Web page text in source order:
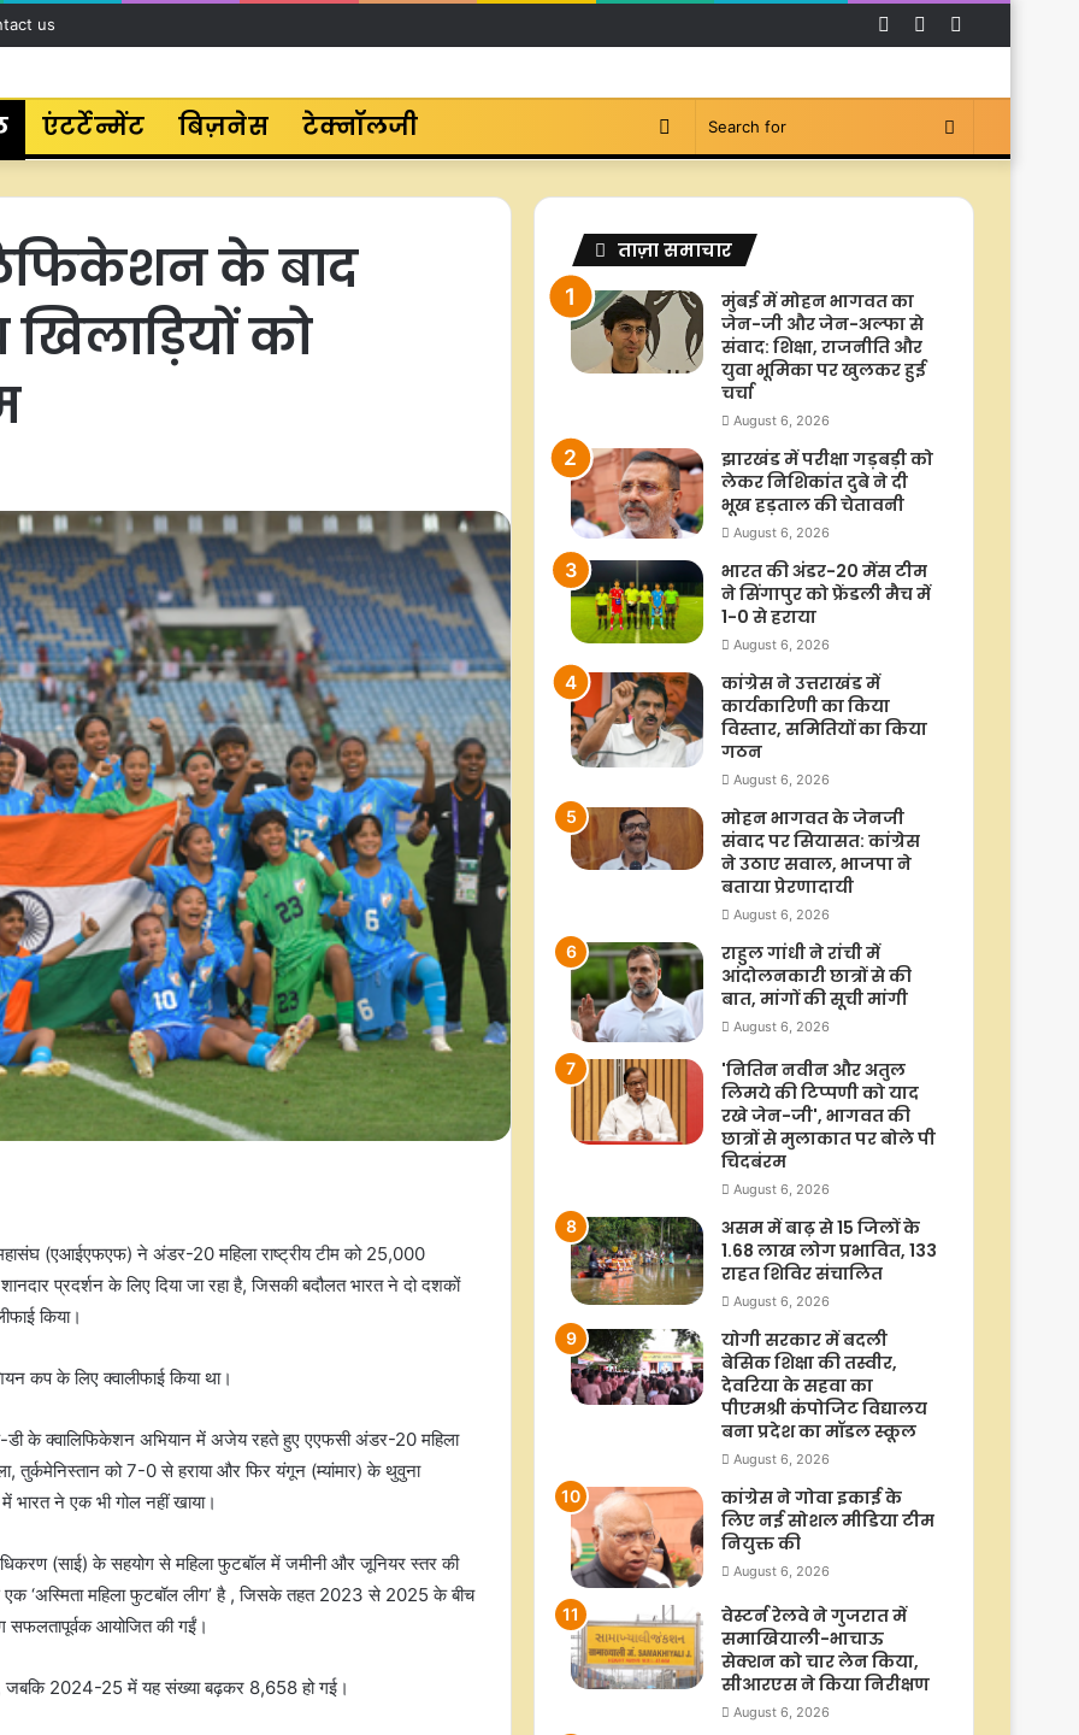
us YouTube
Facebook
एंटर्टेन्मेंट बिज़नेस टेक्नॉलजी Search
Switch
के बाद
खिलाड़ियों को
(एआईएफएफ) ने अंडर-20 महिला राष्ट्रीय टीम को 25,000
प्रदर्शन के लिए दिया जा रहा है, जिसकी बदौलत भारत ने दो दशकों
किया।
कप के लिए क्वालीफाई किया था।
डी के क्वालिफिकेशन अभियान में अजेय रहते हुए एएफसी अंडर-20 महिला
को 7-0 से हराया और फिर यंगून (म्यांमार) के थुवुना
भारत ने एक भी गोल नहीं खाया।
(साई) के सहयोग से महिला फुटबॉल में जमीनी और जूनियर स्तर की
‘अस्मिता महिला फुटबॉल लीग’ है , जिसके तहत 2023 से 2025 के बीच
आयोजित की गईं।
जबकि 2024-25 में यह संख्या बढ़कर 8,658 हो गई।
ताज़ा समाचार
मुंबई में मोहन भागवत का
जेन-जी और जेन-अल्फा से
संवाद: शिक्षा, राजनीति और
युवा भूमिका पर खुलकर हुई
चर्चा
August 6, 2026
झारखंड में परीक्षा गड़बड़ी को
लेकर निशिकांत दुबे ने दी
भूख हड़ताल की चेतावनी
August 6, 2026
भारत की अंडर-20 मेंस टीम
ने सिंगापुर को फ्रेंडली मैच में
1-0 से हराया
August 6, 2026
कांग्रेस ने उत्तराखंड में
कार्यकारिणी का किया
विस्तार, समितियों का किया
गठन
August 6, 2026
मोहन भागवत के जेनजी
संवाद पर सियासत: कांग्रेस
ने उठाए सवाल, भाजपा ने
बताया प्रेरणादायी
August 6, 2026
राहुल गांधी ने रांची में
आंदोलनकारी छात्रों से की
बात, मांगों की सूची मांगी
August 6, 2026
'नितिन नवीन और अतुल
लिमये की टिप्पणी को याद
रखे जेन-जी', भागवत की
छात्रों से मुलाकात पर बोले पी
चिदबंरम
August 6, 2026
असम में बाढ़ से 15 जिलों के
1.68 लाख लोग प्रभावित, 133
राहत शिविर संचालित
August 6, 2026
योगी सरकार में बदली
बेसिक शिक्षा की तस्वीर,
देवरिया के सहवा का
पीएमश्री कंपोजिट विद्यालय
बना प्रदेश का मॉडल स्कूल
August 6, 2026
कांग्रेस ने गोवा इकाई के
लिए नई सोशल मीडिया टीम
नियुक्त की
August 6, 2026
वेस्टर्न रेलवे ने गुजरात में
समाखियाली-भाचाऊ
सेक्शन को चार लेन किया,
सीआरएस ने किया निरीक्षण
August 6, 2026